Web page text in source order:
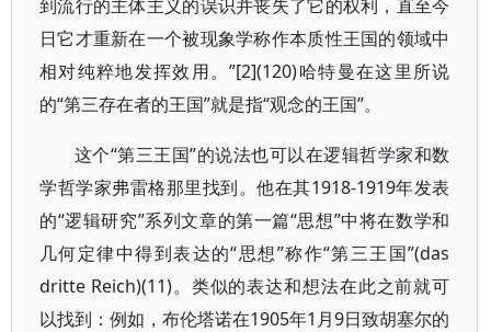
到流行的主体主义的误识并丧失了它的权利，直至今
日它才重新在一个被现象学称作本质性王国的领域中
相对纯粹地发挥效用。”[2](120)哈特曼在这里所说
的“第三存在者的王国”就是指“观念的王国”。
这个“第三王国”的说法也可以在逻辑哲学家和数
学哲学家弗雷格那里找到。他在其1918-1919年发表
的“逻辑研究”系列文章的第一篇“思想”中将在数学和
几何定律中得到表达的“思想”称作“第三王国”(das
dritte Reich)(11)。类似的表达和想法在此之前就可
以找到：例如，布伦塔诺在1905年1月9日致胡塞尔的